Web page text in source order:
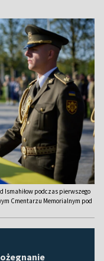
Ismahiłow podczas pierwszego
Cmentarzu Memorialnym pod